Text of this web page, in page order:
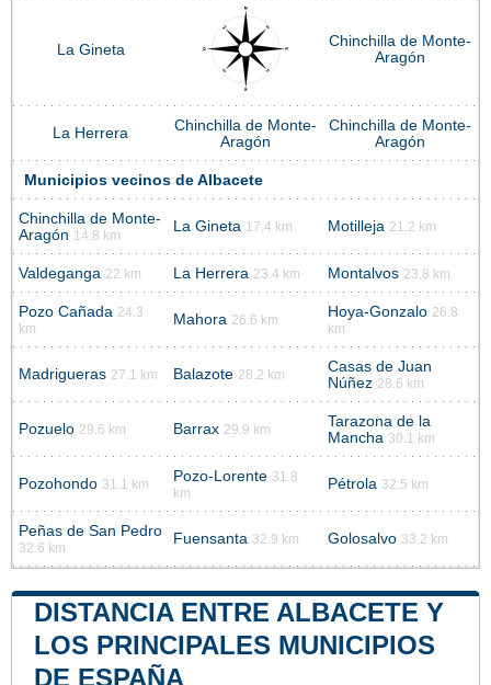
La Gineta
Chinchilla de Monte-
Aragón
La Herrera
Chinchilla de Monte-
Aragón
Chinchilla de Monte-
Aragón
Municipios vecinos de Albacete
Chinchilla de Monte-
Aragón 14.8 km
La Gineta 17.4 km Motilleja 21.2 km
Valdeganga 22 km La Herrera 23.4 km Montalvos 23.8 km
Pozo Cañada 24.3
km
Mahora 26.6 km Hoya-Gonzalo 26.8
km
Madrigueras 27.1 km Balazote 28.2 km
Casas de Juan
Núñez 28.6 km
Pozuelo 29.6 km Barrax 29.9 km
Tarazona de la
Mancha 30.1 km
Pozohondo 31.1 km Pozo-Lorente 31.8
km
Pétrola 32.5 km
Peñas de San Pedro
32.6 km
Fuensanta 32.9 km Golosalvo 33.2 km
DISTANCIA ENTRE ALBACETE Y
LOS PRINCIPALES MUNICIPIOS
DE ESPAÑA